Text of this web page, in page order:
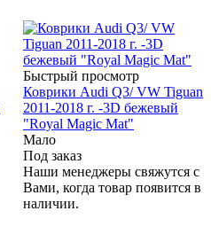
Быстрый просмотр
Коврики Audi Q3/ VW Tiguan
2011-2018 г. -3D бежевый
"Royal Magic Mat"
Мало
Под заказ
Наши менеджеры свяжутся с
Вами, когда товар появится в
наличии.